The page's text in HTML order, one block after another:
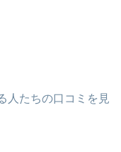
人たちの口コミを見